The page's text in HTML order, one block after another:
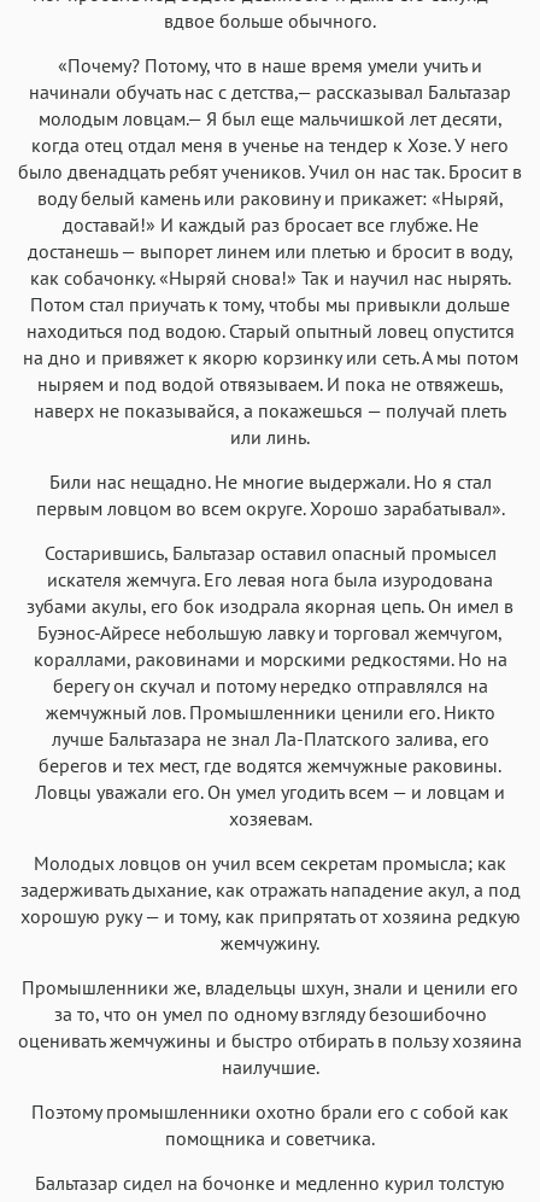
вдвое больше обычного.
«Почему? Потому, что в наше время умели учить и
начинали обучать нас с детства,— рассказывал Бальтазар
молодым ловцам.— Я был еще мальчишкой лет десяти,
когда отец отдал меня в ученье на тендер к Хозе. У него
было двенадцать ребят учеников. Учил он нас так. Бросит в
воду белый камень или раковину и прикажет: «Ныряй,
доставай!» И каждый раз бросает все глубже. Не
достанешь — выпорет линем или плетью и бросит в воду,
как собачонку. «Ныряй снова!» Так и научил нас нырять.
Потом стал приучать к тому, чтобы мы привыкли дольше
находиться под водою. Старый опытный ловец опустится
на дно и привяжет к якорю корзинку или сеть. А мы потом
ныряем и под водой отвязываем. И пока не отвяжешь,
наверх не показывайся, а покажешься — получай плеть
или линь.
Били нас нещадно. Не многие выдержали. Но я стал
первым ловцом во всем округе. Хорошо зарабатывал».
Состарившись, Бальтазар оставил опасный промысел
искателя жемчуга. Его левая нога была изуродована
зубами акулы, его бок изодрала якорная цепь. Он имел в
Буэнос-Айресе небольшую лавку и торговал жемчугом,
кораллами, раковинами и морскими редкостями. Но на
берегу он скучал и потому нередко отправлялся на
жемчужный лов. Промышленники ценили его. Никто
лучше Бальтазара не знал Ла-Платского залива, его
берегов и тех мест, где водятся жемчужные раковины.
Ловцы уважали его. Он умел угодить всем — и ловцам и
хозяевам.
Молодых ловцов он учил всем секретам промысла; как
задерживать дыхание, как отражать нападение акул, а под
хорошую руку — и тому, как припрятать от хозяина редкую
жемчужину.
Промышленники же, владельцы шхун, знали и ценили его
за то, что он умел по одному взгляду безошибочно
оценивать жемчужины и быстро отбирать в пользу хозяина
наилучшие.
Поэтому промышленники охотно брали его с собой как
помощника и советчика.
Бальтазар сидел на бочонке и медленно курил толстую